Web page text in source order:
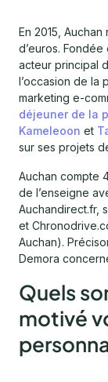
En 2015,
d’euros. Fondée
acteur principal
l’occasion de la
marketing e-
déjeuner de la
Kameleoon et
sur ses projets
Auchan compte
de l’enseigne
Auchandirect.fr,
et
Auchan).
Demora
Quels
motivé